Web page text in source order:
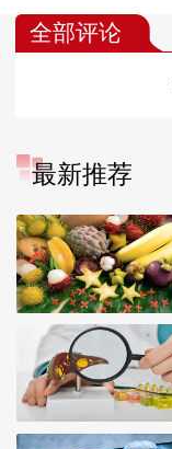
监贺亚锋
全部评论
最新推荐